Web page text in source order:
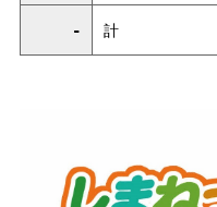
- 計